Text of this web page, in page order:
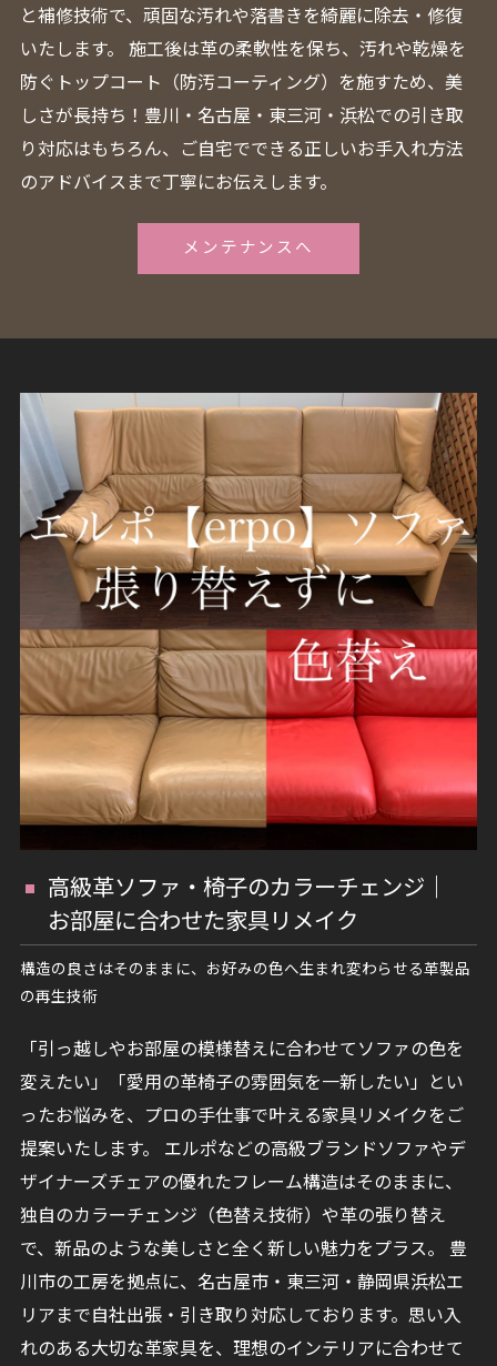
と補修技術で、頑固な汚れや落書きを綺麗に除去・修復
いたします。 施工後は革の柔軟性を保ち、汚れや乾燥を
防ぐトップコート（防汚コーティング）を施すため、美
しさが長持ち！豊川・名古屋・東三河・浜松での引き取
り対応はもちろん、ご自宅でできる正しいお手入れ方法
のアドバイスまで丁寧にお伝えします。
メンテナンスへ
高級革ソファ・椅子のカラーチェンジ｜
お部屋に合わせた家具リメイク
構造の良さはそのままに、お好みの色へ生まれ変わらせる革製品
の再生技術
「引っ越しやお部屋の模様替えに合わせてソファの色を
変えたい」「愛用の革椅子の雰囲気を一新したい」とい
ったお悩みを、プロの手仕事で叶える家具リメイクをご
提案いたします。 エルポなどの高級ブランドソファやデ
ザイナーズチェアの優れたフレーム構造はそのままに、
独自のカラーチェンジ（色替え技術）や革の張り替え
で、新品のような美しさと全く新しい魅力をプラス。 豊
川市の工房を拠点に、名古屋市・東三河・静岡県浜松エ
リアまで自社出張・引き取り対応しております。思い入
れのある大切な革家具を、理想のインテリアに合わせて